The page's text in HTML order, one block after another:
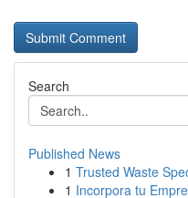
Search
Published News
1 Trusted Waste
1 Incorpora tu